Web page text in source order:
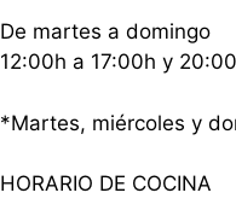
De martes a domingo
12:00h a 17:00h y
*Martes, miércoles y
HORARIO DE COCINA